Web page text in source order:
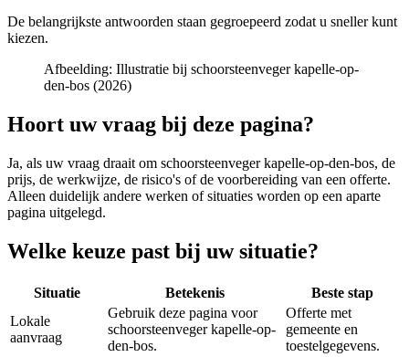
De belangrijkste antwoorden staan gegroepeerd zodat u sneller kunt
kiezen.
Afbeelding: Illustratie bij schoorsteenveger kapelle-op-
den-bos (2026)
Hoort uw vraag bij deze pagina?
Ja, als uw vraag draait om schoorsteenveger kapelle-op-den-bos, de
prijs, de werkwijze, de risico's of de voorbereiding van een offerte.
Alleen duidelijk andere werken of situaties worden op een aparte
pagina uitgelegd.
Welke keuze past bij uw situatie?
Situatie Betekenis
Beste stap
Lokale
aanvraag
Gebruik deze pagina voor
schoorsteenveger kapelle-op-
den-bos.
Offerte met
gemeente en
toestelgegevens.